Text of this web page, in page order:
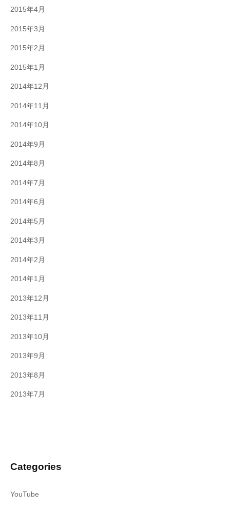
2015年4月
2015年3月
2015年2月
2015年1月
2014年12月
2014年11月
2014年10月
2014年9月
2014年8月
2014年7月
2014年6月
2014年5月
2014年3月
2014年2月
2014年1月
2013年12月
2013年11月
2013年10月
2013年9月
2013年8月
2013年7月
Categories
YouTube